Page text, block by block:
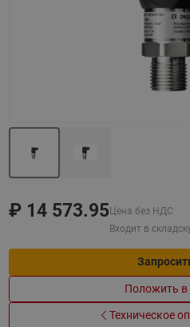
₽ 14 573.95 Цена без НДС
Входит в
Положить в
Техническое